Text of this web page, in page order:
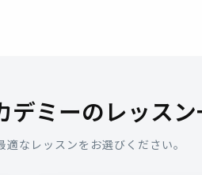
デミーのレッス
なレッスンをお選びください。